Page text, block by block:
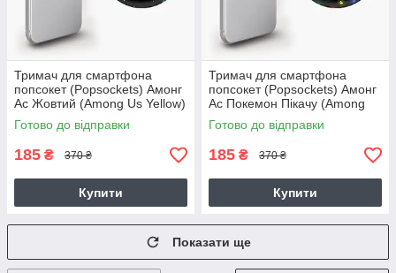
Тримач для смартфона
попсокет (Popsockets) Амонг
Ас Жовтий (Among Us Yellow)
Готово до відправки
185 ₴ 370 ₴
Купити
Тримач для смартфона
попсокет (Popsockets) Амонг
Ас Покемон Пікачу (Among
Us Pokemon Pikachu)
Готово до відправки
185 ₴ 370 ₴
Купити
Показати ще